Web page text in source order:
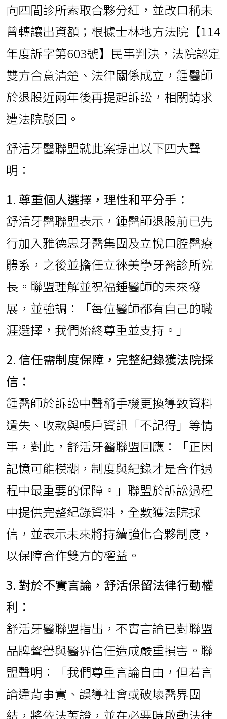
向四間診所索取合夥分紅，並改口稱未
曾轉讓出資額；根據士林地方法院【114
年度訴字第603號】民事判決，法院認定
雙方合意清楚、法律關係成立，鍾醫師
於退股近兩年後再提起訴訟，相關請求
遭法院駁回。
舒活牙醫聯盟就此案提出以下四大聲
明：
1. 尊重個人選擇，理性和平分手：
舒活牙醫聯盟表示，鍾醫師退股前已先
行加入雅德思牙醫集團及立悅口腔醫療
體系，之後並擔任立徠美學牙醫診所院
長。聯盟理解並祝福鍾醫師的未來發
展，並強調：「每位醫師都有自己的職
涯選擇，我們始終尊重並支持。」
2. 信任需制度保障，完整紀錄獲法院採
信：
鍾醫師於訴訟中聲稱手機更換導致資料
遺失、收款與帳戶資訊「不記得」等情
事，對此，舒活牙醫聯盟回應：「正因
記憶可能模糊，制度與紀錄才是合作過
程中最重要的保障。」聯盟於訴訟過程
中提供完整紀錄資料，全數獲法院採
信，並表示未來將持續強化合夥制度，
以保障合作雙方的權益。
3. 對於不實言論，舒活保留法律行動權
利：
舒活牙醫聯盟指出，不實言論已對聯盟
品牌聲譽與醫界信任造成嚴重損害。聯
盟聲明：「我們尊重言論自由，但若言
論違背事實、誤導社會或破壞醫界團
結，將依法蒐證，並在必要時啟動法律